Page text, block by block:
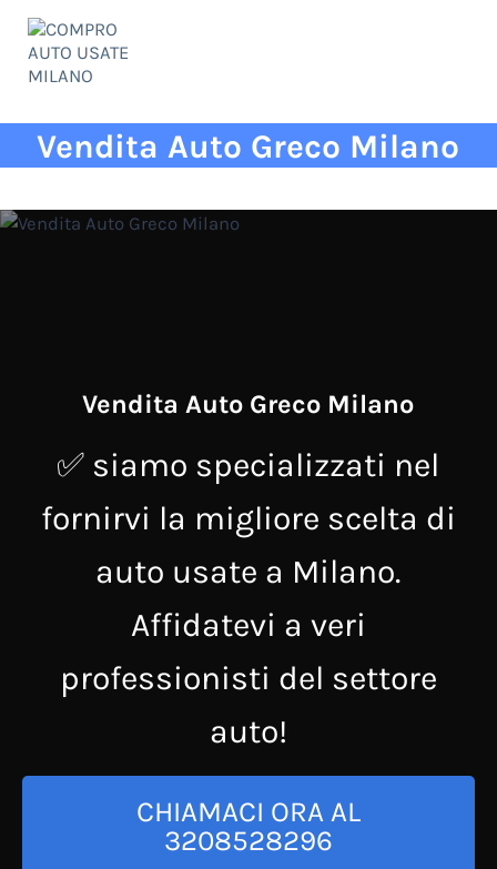
Passa al contenuto principale
Skip to header right navigation
Skip to site footer
Vendita Auto Greco Milano
Vendita Auto Greco Milano
✅ siamo specializzati nel
fornirvi la migliore scelta di
auto usate a Milano.
Affidatevi a veri
professionisti del settore
auto!
CHIAMACI ORA AL
3208528296